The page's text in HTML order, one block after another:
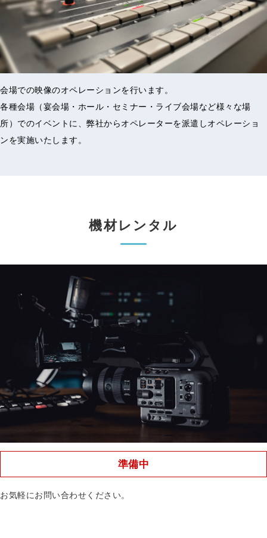
会場での映像のオペレーションを行います。
各種会場（宴会場・ホール・セミナー・ライブ会場など様々な場
所）でのイベントに、弊社からオペレーターを派遣しオペレーショ
ンを実施いたします。
機材レンタル
準備中
お気軽にお問い合わせください。